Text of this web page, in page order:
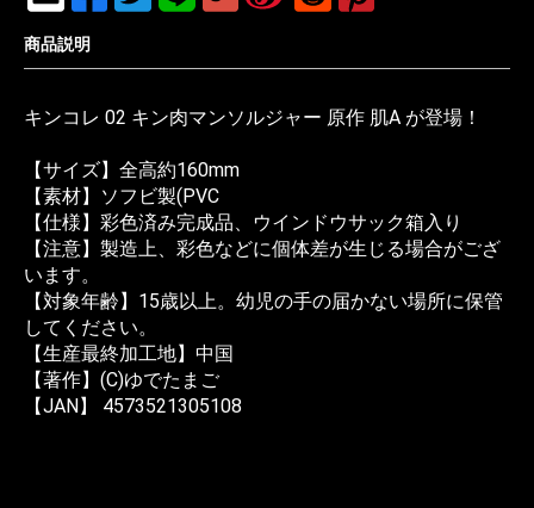
商品説明
キンコレ 02 キン肉マンソルジャー 原作 肌A が登場！
【サイズ】全高約160mm
【素材】ソフビ製(PVC
【仕様】彩色済み完成品、ウインドウサック箱入り
【注意】製造上、彩色などに個体差が生じる場合がござ
います。
【対象年齢】15歳以上。幼児の手の届かない場所に保管
してください。
【生産最終加工地】中国
【著作】(C)ゆでたまご
【JAN】 4573521305108